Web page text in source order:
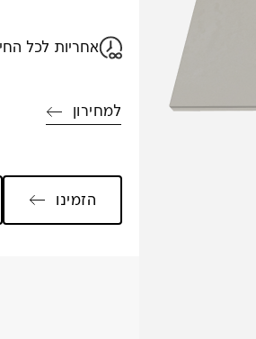
אחריות לכל
למחירון
הזמינו